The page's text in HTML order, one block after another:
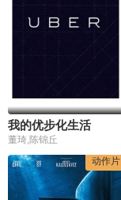
我的优步化生活
董琦,陈锦丘
动作片